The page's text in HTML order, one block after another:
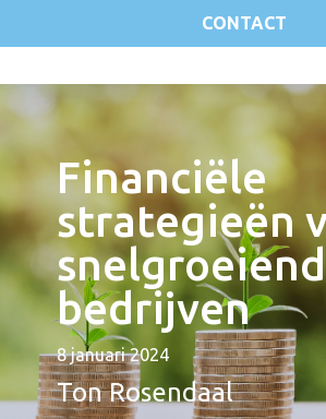
CONTACT
Financiële
strategieën
bedrijven
8 januari 2024
Ton Rosendaal